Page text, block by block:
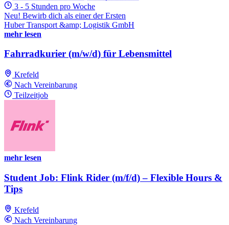
3 - 5 Stunden pro Woche
Neu! Bewirb dich als einer der Ersten
Huber Transport &amp; Logistik GmbH
mehr lesen
Fahrradkurier (m/w/d) für Lebensmittel
Krefeld
Nach Vereinbarung
Teilzeitjob
mehr lesen
Student Job: Flink Rider (m/f/d) – Flexible Hours &
Tips
Krefeld
Nach Vereinbarung